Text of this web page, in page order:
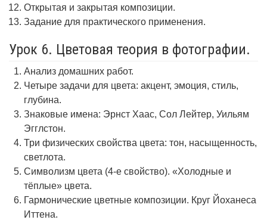
Открытая и закрытая композиции.
Задание для практического применения.
Урок 6. Цветовая теория в фотографии.
Анализ домашних работ.
Четыре задачи для цвета: акцент, эмоция, стиль,
глубина.
Знаковые имена: Эрнст Хаас, Сол Лейтер, Уильям
Эгглстон.
Три физических свойства цвета: тон, насыщенность,
светлота.
Символизм цвета (4-е свойство). «Холодные и
тёплые» цвета.
Гармонические цветные композиции. Круг Йоханеса
Иттена.